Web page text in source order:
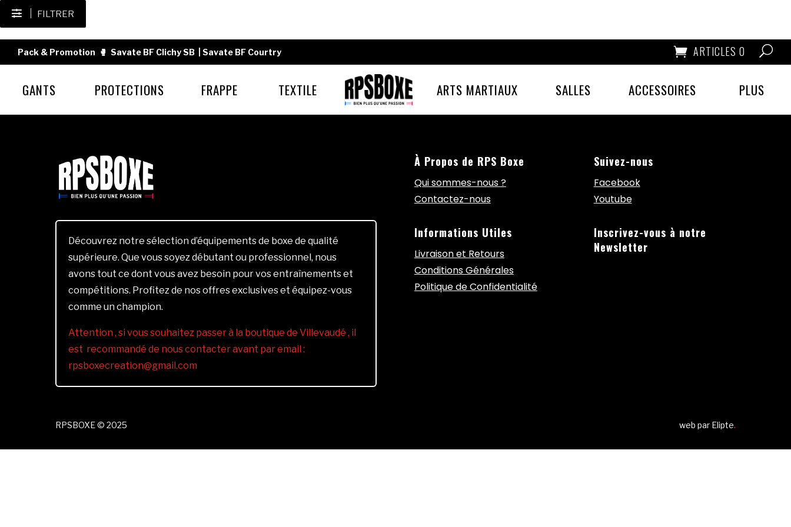
FILTRER
Pack & Promotion 🥊 Savate BF Clichy SB Savate BF Courtry ARTICLES 0
GANTS PROTECTIONS FRAPPE TEXTILE ARTS MARTIAUX SALLES ACCESSOIRES PLUS
Découvrez notre sélection d’équipements de boxe de qualité
supérieure. Que vous soyez débutant ou professionnel, nous
avons tout ce dont vous avez besoin pour vos entraînements et
compétitions. Profitez de nos offres exclusives et équipez-vous
comme un champion.
Attention , si vous souhaitez passer à la boutique de Villevaudé , il
est recommandé de nous contacter avant par email :
rpsboxecreation@gmail.com
À Propos de RPS Boxe
Qui sommes-nous ?
Contactez-nous
Informations Utiles
Livraison et Retours
Conditions Générales
Politique de Confidentialité
Suivez-nous
Facebook
Youtube
Inscrivez-vous à notre
Newsletter
RPSBOXE © 2025 web par Elipte.